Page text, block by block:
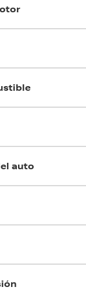
auto